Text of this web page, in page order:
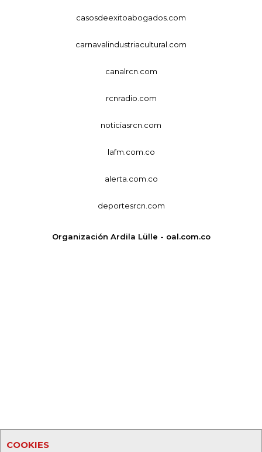
COOKIES
casosdeexitoabogados.com
carnavalindustriacultural.com
canalrcn.com
rcnradio.com
noticiasrcn.com
lafm.com.co
alerta.com.co
deportesrcn.com
Organización Ardila Lülle - oal.com.co